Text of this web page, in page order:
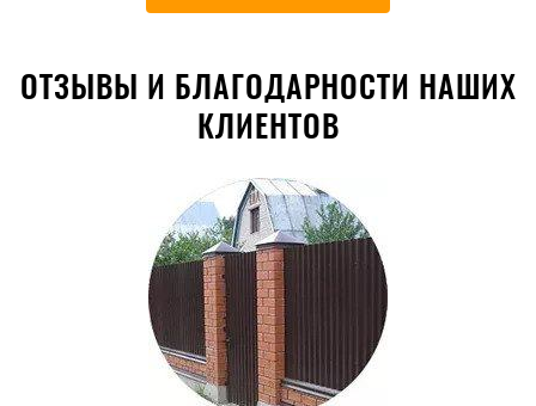
ОТЗЫВЫ И БЛАГОДАРНОСТИ НАШИХ
КЛИЕНТОВ